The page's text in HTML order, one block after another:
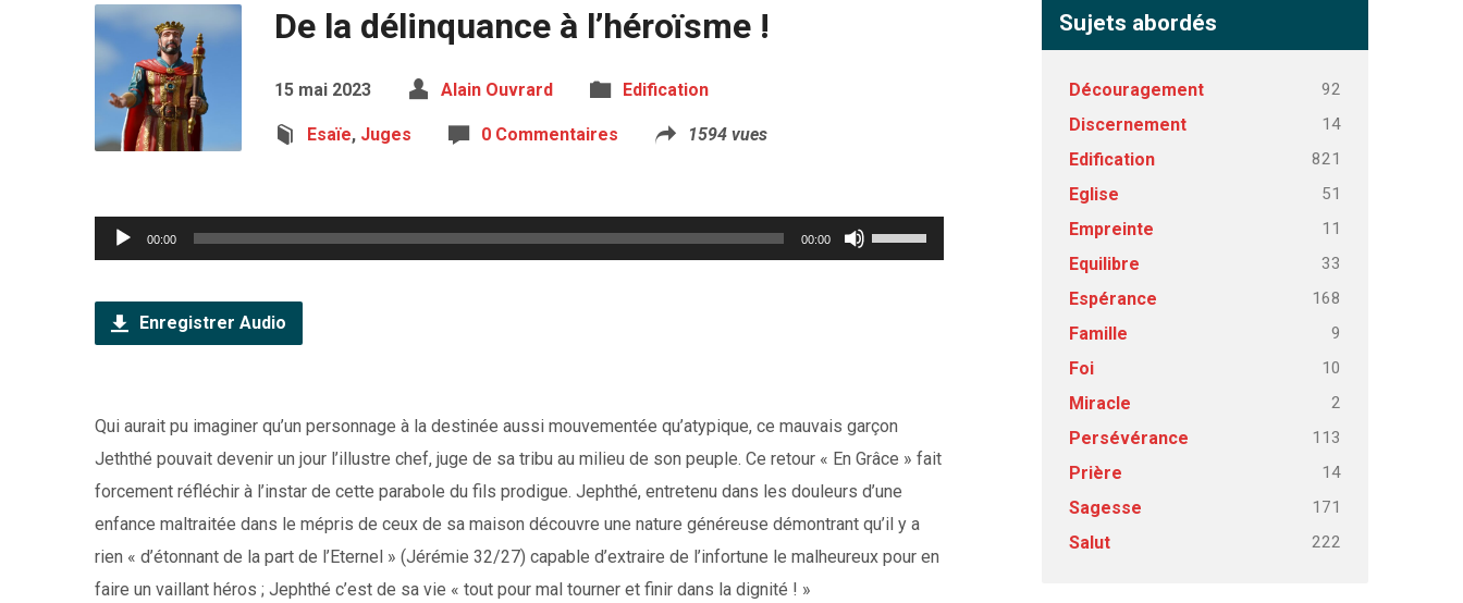
De la délinquance à l’héroïsme !
15 mai 2023 Alain Ouvrard Edification
Esaïe, Juges 0 Commentaires 1594 vues
Lecteur
audio
00:00 00:00
Utilisez
les
ou
diminuer
le
volume.
Enregistrer Audio
Qui aurait pu imaginer qu’un personnage à la destinée aussi mouvementée qu’atypique, ce mauvais garçon
Jeththé pouvait devenir un jour l’illustre chef, juge de sa tribu au milieu de son peuple. Ce retour « En Grâce » fait
forcement réfléchir à l’instar de cette parabole du fils prodigue. Jephthé, entretenu dans les douleurs d’une
enfance maltraitée dans le mépris de ceux de sa maison découvre une nature généreuse démontrant qu’il y a
rien « d’étonnant de la part de l’Eternel » (Jérémie 32/27) capable d’extraire de l’infortune le malheureux pour en
faire un vaillant héros ; Jephthé c’est de sa vie « tout pour mal tourner et finir dans la dignité ! »
Sujets abordés
Découragement 92
Discernement 14
Edification 821
Eglise 51
Empreinte 11
Equilibre 33
Espérance 168
Famille 9
Foi 10
Miracle 2
Persévérance 113
Prière 14
Sagesse 171
Salut 222